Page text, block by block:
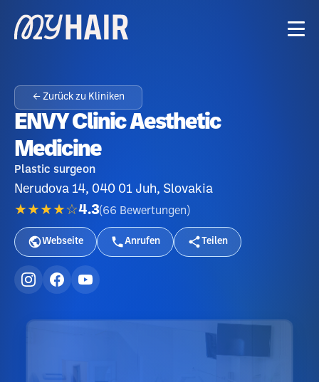
← Zurück zu Kliniken
ENVY Clinic Aesthetic
Medicine
Plastic surgeon
Nerudova 14, 040 01 Juh, Slovakia
★★★★☆4.3(66 Bewertungen )
Webseite Anrufen Teilen